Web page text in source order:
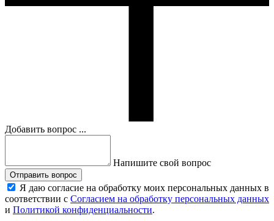
Добавить вопрос ...
Напишите свой вопрос
Отправить вопрос
Я даю согласие на обработку моих персональных данных в
соответствии с Согласием на обработку персональных данных
и Политикой конфиденциальности.